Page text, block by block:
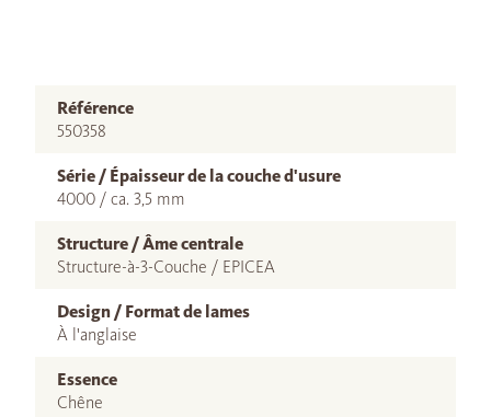
Référence
550358
Série / Épaisseur de la couche d'usure
4000 / ca. 3,5 mm
Structure / Âme centrale
Structure-à-3-Couche / EPICEA
Design / Format de lames
À l'anglaise
Essence
Chêne